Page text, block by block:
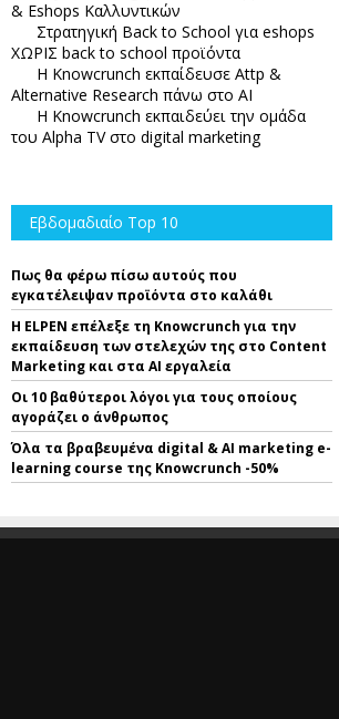
& Eshops Καλλυντικών
Στρατηγική Back to School για eshops
ΧΩΡΙΣ back to school προϊόντα
Η Knowcrunch εκπαίδευσε Attp &
Alternative Research πάνω στο ΑΙ
Η Knowcrunch εκπαιδεύει την ομάδα
του Alpha TV στο digital marketing
Εβδομαδιαίο Top 10
Πως θα φέρω πίσω αυτούς που
εγκατέλειψαν προϊόντα στο καλάθι
Η ELPEN επέλεξε τη Knowcrunch για την
εκπαίδευση των στελεχών της στο Content
Marketing και στα AI εργαλεία
Οι 10 βαθύτεροι λόγοι για τους οποίους
αγοράζει ο άνθρωπος
Όλα τα βραβευμένα digital & AI marketing e-
learning course της Knowcrunch -50%